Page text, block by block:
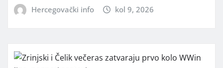
Hercegovački info kol 9, 2026